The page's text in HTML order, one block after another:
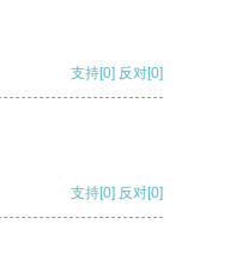
支持[0] 反对[0]
支持[0] 反对[0]